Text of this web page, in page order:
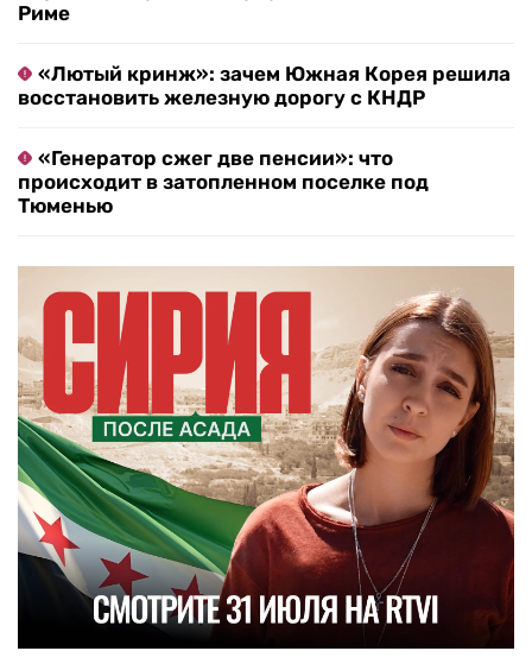
Риме
«Лютый кринж»: зачем Южная Корея решила
восстановить железную дорогу с КНДР
«Генератор сжег две пенсии»: что
происходит в затопленном поселке под
Тюменью